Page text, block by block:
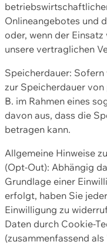
Onlineangebotes und
oder, wenn der
unsere vertraglichen
Speicherdauer:
zur Speicherdauer
B. im Rahmen eines
davon aus, dass die
betragen kann.
Allgemeine Hinweise
(Opt-Out): Abhängig
Grundlage einer
erfolgt, haben Sie
Einwilligung zu
Daten durch Cookie-
(zusammenfassend